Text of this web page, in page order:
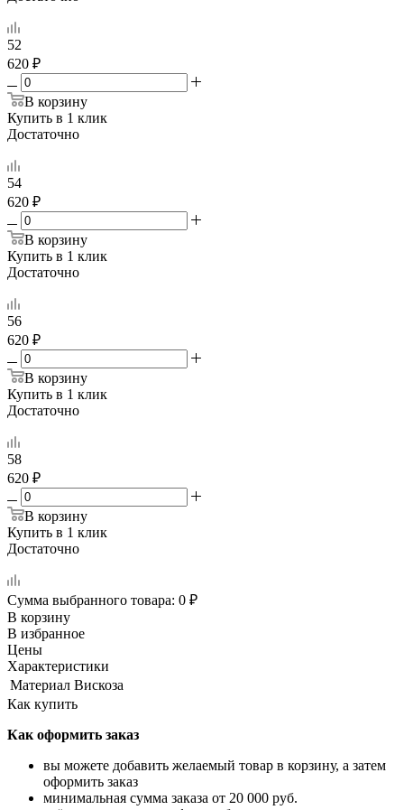
52
620 ₽
В корзину
Купить в 1 клик
Достаточно
54
620 ₽
В корзину
Купить в 1 клик
Достаточно
56
620 ₽
В корзину
Купить в 1 клик
Достаточно
58
620 ₽
В корзину
Купить в 1 клик
Достаточно
Сумма выбранного товара: 0 ₽
В корзину
В избранное
Цены
Характеристики
Материал Вискоза
Как купить
Как оформить заказ
вы можете добавить желаемый товар в корзину, а затем
оформить заказ
минимальная сумма заказа от 20 000 руб.